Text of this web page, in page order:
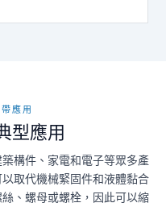
應用
型應用
構件、家電和電子等眾多產
取代機械緊固件和液體黏合
、螺母或螺栓，因此可以縮